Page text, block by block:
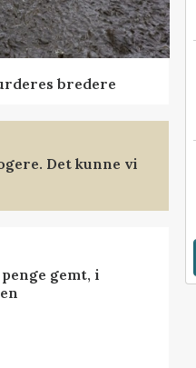
bredere
Det kunne vi
gemt, i